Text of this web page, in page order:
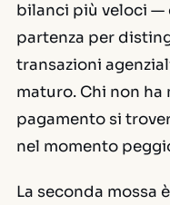
bilanci più veloci —
partenza per
transazioni
maturo. Chi non
pagamento si
nel momento
La seconda mossa è